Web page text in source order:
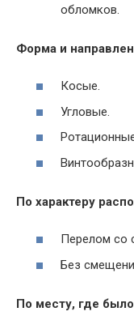
обломков.
Форма и
Косые.
Угловые.
По характеру
Перелом со
Без
По месту, где